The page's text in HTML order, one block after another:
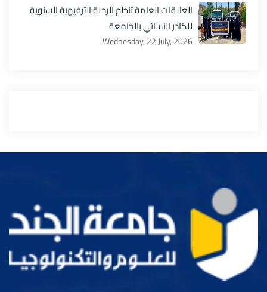
العلاقات العامة تنظم الرحلة الترفيهية السنوية
للكادر النسائي بالجامعة
Wednesday, 22 July, 2026